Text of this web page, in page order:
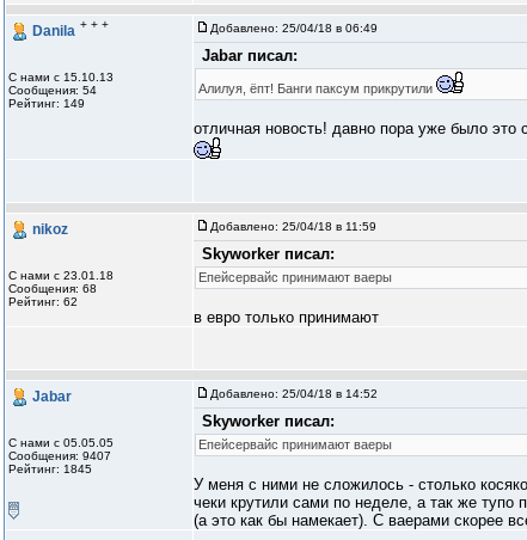
Danila + + +
С нами с 15.10.13
Сообщения: 54
Рейтинг: 149
Добавлено: 25/04/18 в 06:49
Jabar писал:
Алилуя, ёпт! Банги паксум прикрутили
отличная новость! давно пора уже было это
nikoz
С нами с 23.01.18
Сообщения: 68
Рейтинг: 62
Добавлено: 25/04/18 в 11:59
Skyworker писал:
Епейсервайс принимают ваеры
в евро только принимают
Jabar
С нами с 05.05.05
Сообщения: 9407
Рейтинг: 1845
Добавлено: 25/04/18 в 14:52
Skyworker писал:
Епейсервайс принимают ваеры
У меня с ними не сложилось - столько
чеки крутили сами по неделе, а так же тупо
(а это как бы намекает). С ваерами скорее